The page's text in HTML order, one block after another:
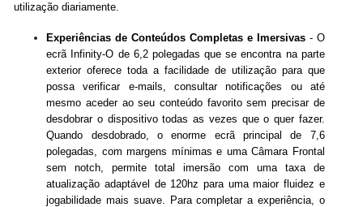
utilização diariamente.
Experiências de Conteúdos Completas e Imersivas- O
ecrã Infinity-O de 6,2 polegadas que se encontra na parte
exterior oferece toda a facilidade de utilização para que
possa verificar e-mails, consultar notificações ou até
mesmo aceder ao seu conteúdo favorito sem precisar de
desdobrar o dispositivo todas as vezes que o quer fazer.
Quando desdobrado, o enorme ecrã principal de 7,6
polegadas, com margens mínimas e uma Câmara Frontal
sem notch, permite total imersão com uma taxa de
atualização adaptável de 120hz para uma maior fluidez e
jogabilidade mais suave. Para completar a experiência, o